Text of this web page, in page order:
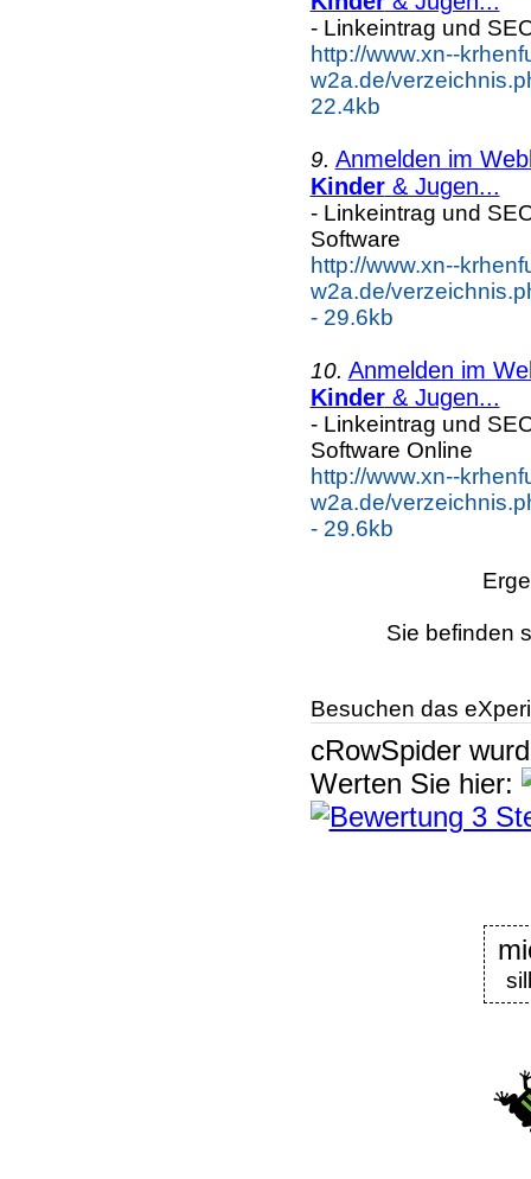
- Linkeintrag und
http://www.xn--
w2a.de/
22.4kb
9. Anmelden im
Kinder& Jugen...
- Linkeintrag und
Software
http://www.xn--
w2a.de/
- 29.6kb
10. Anmelden im
Kinder& Jugen...
- Linkeintrag und
Software Online
http://www.xn--
w2a.de/
- 29.6kb
Sie befinden
Besuchen das
cRowSpider
Werten Sie hier: